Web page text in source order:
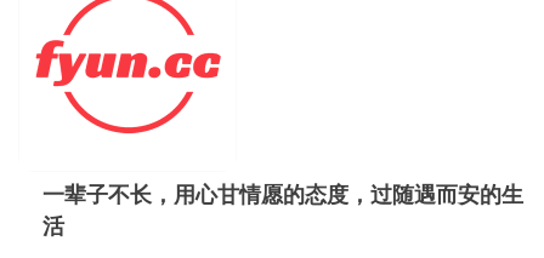
一辈子不长，用心甘情愿的态度，过随遇而安的生
活